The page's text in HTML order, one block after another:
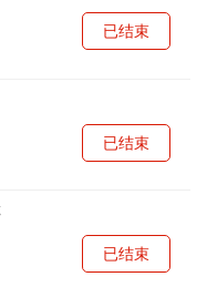
已结束
已结束
已结束